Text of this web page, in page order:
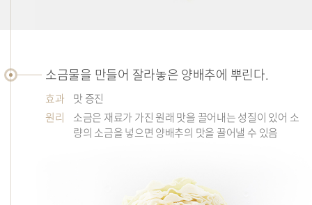
소금물을 만들어 잘라놓은 양배추에 뿌린다.
효과
맛 증진
원리
소금은 재료가 가진 원래 맛을 끌어내는 성질이 있어 소
량의 소금을 넣으면 양배추의 맛을 끌어낼 수 있음